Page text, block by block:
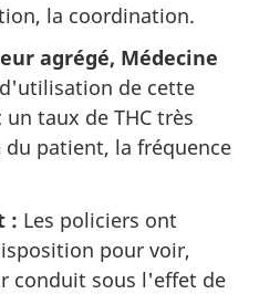
la coordination.
agrégé, Médecine
de cette
taux de THC très
patient, la fréquence
: Les policiers ont
pour voir,
conduit sous l'effet de